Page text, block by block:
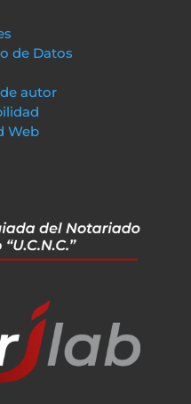
de Datos
autor
Web